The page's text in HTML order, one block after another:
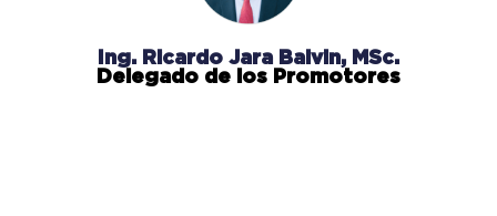
Ing. Ricardo Jara Balvin, MSc.
Delegado de los Promotores